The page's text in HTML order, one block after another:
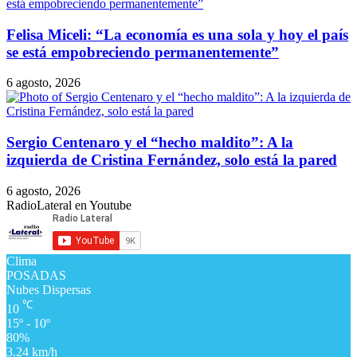
Felisa Miceli: “La economía es una sola y hoy el país
se está empobreciendo permanentemente”
6 agosto, 2026
Sergio Centenaro y el “hecho maldito”: A la
izquierda de Cristina Fernández, solo está la pared
6 agosto, 2026
RadioLateral en Youtube
Clima
POSADAS
Nubes Dispersas
10 ℃
15º - 10º
80%
3.24 km/h